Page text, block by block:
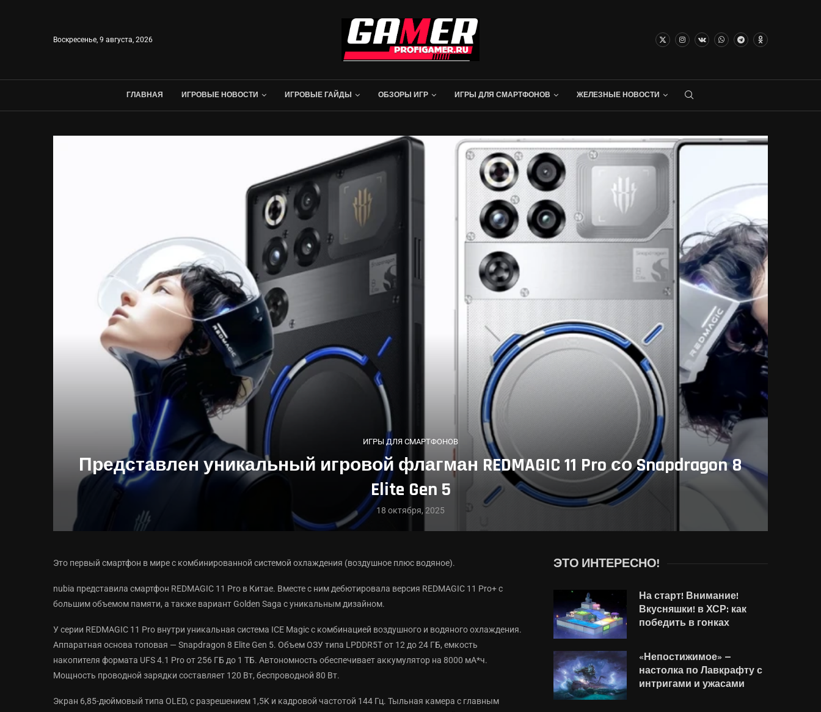
Воскресенье, 9 августа, 2026
ГЛАВНАЯ ИГРОВЫЕ НОВОСТИ ИГРОВЫЕ ГАЙДЫ ОБЗОРЫ ИГР ИГРЫ ДЛЯ СМАРТФОНОВ ЖЕЛЕЗНЫЕ НОВОСТИ
ИГРЫ ДЛЯ СМАРТФОНОВ
Представлен уникальный игровой флагман REDMAGIC 11 Pro со Snapdragon 8
Elite Gen 5
18 октября, 2025
Это первый смартфон в мире с комбинированной системой охлаждения (воздушное плюс водяное).
nubia представила смартфон REDMAGIC 11 Pro в Китае. Вместе с ним дебютировала версия REDMAGIC 11 Pro+ с
большим объемом памяти, а также вариант Golden Saga с уникальным дизайном.
У серии REDMAGIC 11 Pro внутри уникальная система ICE Magic с комбинацией воздушного и водяного охлаждения.
Аппаратная основа топовая — Snapdragon 8 Elite Gen 5. Объем ОЗУ типа LPDDR5T от 12 до 24 ГБ, емкость
накопителя формата UFS 4.1 Pro от 256 ГБ до 1 ТБ. Автономность обеспечивает аккумулятор на 8000 мА*ч.
Мощность проводной зарядки составляет 120 Вт, беспроводной 80 Вт.
Экран 6,85-дюймовый типа OLED, с разрешением 1,5K и кадровой частотой 144 Гц. Тыльная камера с главным
ЭТО ИНТЕРЕСНО!
На старт! Внимание!
Вкусняшки! в ХСР: как
победить в гонках
«Непостижимое» —
настолка по Лавкрафту с
интригами и ужасами